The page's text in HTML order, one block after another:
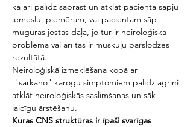
kā arī palīdz saprast un atklāt pacienta sāpju
iemeslu, piemēram, vai pacientam sāp
muguras jostas daļa, jo tur ir neiroloģiska
problēma vai arī tas ir muskuļu pārslodzes
rezultātā.
Neiroloģiskā izmeklēšana kopā ar
"sarkano" karogu simptomiem palīdz agrīni
atklāt neiroloģiskās saslimšanas un sāk
laicīgu ārstēšanu.
Kuras CNS struktūras ir īpaši svarīgas